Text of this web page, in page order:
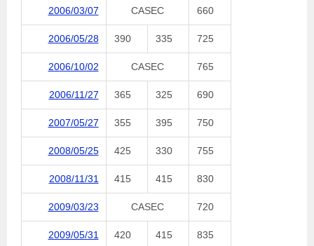
2006/03/07 CASEC 660
2006/05/28 390 335 725
2006/10/02 CASEC 765
2006/11/27 365 325 690
2007/05/27 355 395 750
2008/05/25 425 330 755
2008/11/31 415 415 830
2009/03/23 CASEC 720
2009/05/31 420 415 835